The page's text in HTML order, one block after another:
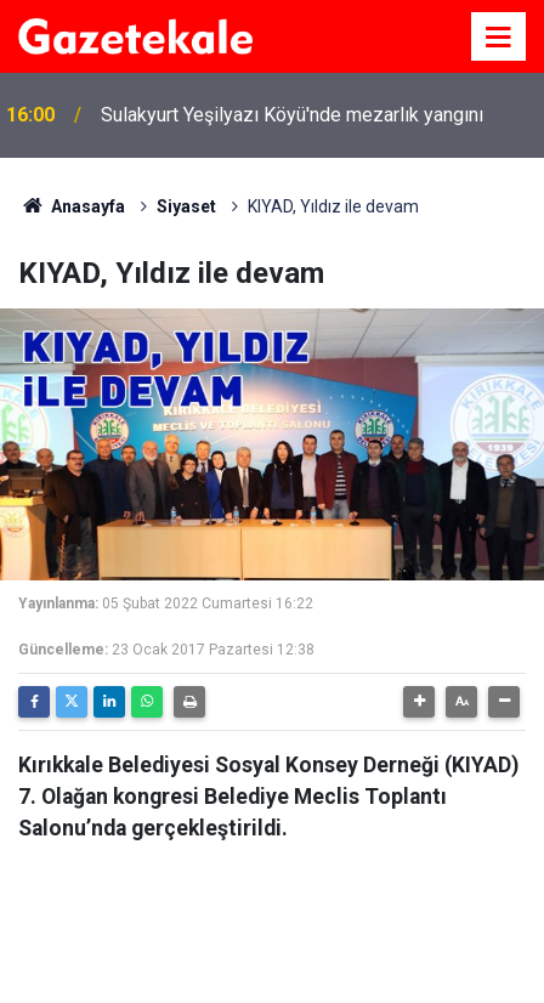
16:00 Sulakyurt Yeşilyazı Köyü'nde mezarlık yangını
Anasayfa Siyaset KIYAD, Yıldız ile devam
KIYAD, Yıldız ile devam
Yayınlanma: 05 Şubat 2022 Cumartesi 16:22
Güncelleme: 23 Ocak 2017 Pazartesi 12:38
Kırıkkale Belediyesi Sosyal Konsey Derneği (KIYAD)
7. Olağan kongresi Belediye Meclis Toplantı
Salonu’nda gerçekleştirildi.